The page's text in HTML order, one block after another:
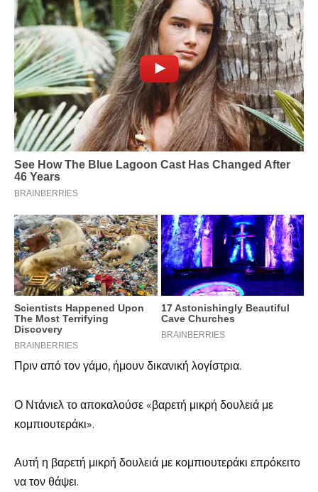
Πριν από τον γάμο, ήμουν δικανική λογίστρια.
Ο Ντάνιελ το αποκαλούσε «βαρετή μικρή δουλειά με
κομπιουτεράκι».
Αυτή η βαρετή μικρή δουλειά με κομπιουτεράκι επρόκειτο
να τον θάψει.